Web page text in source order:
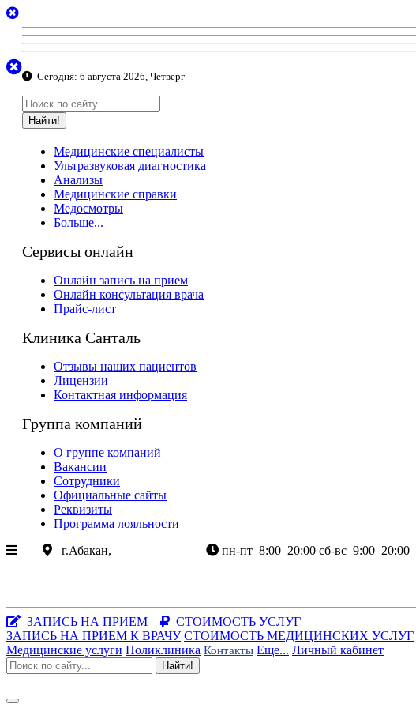
Сегодня: 6 августа 2026, Четверг
Найти!
Медицинские специалисты
Ультразвуковая диагностика
Анализы
Медицинские справки
Медосмотры
Больше...
Сервисы онлайн
Онлайн запись на прием
Онлайн консультация врача
Прайс-лист
Клиника Санталь
Отзывы наших пациентов
Лицензии
Контактная информация
Группа компаний
О группе компаний
Вакансии
Сотрудники
Официальные сайты
Реквизиты
Программа лояльности
г.Абакан,
пн-пт 8:00–20:00 сб-вс 9:00–20:00
ЗАПИСЬ НА ПРИЕМ
СТОИМОСТЬ УСЛУГ
ЗАПИСЬ НА ПРИЕМ К ВРАЧУ СТОИМОСТЬ МЕДИЦИНСКИХ УСЛУГ
Медицинские услуги Поликлиника Контакты Еще... Личный кабинет
Найти!